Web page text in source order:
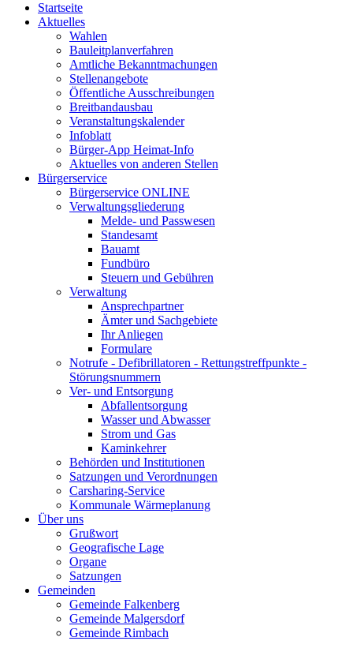
Startseite
Aktuelles
Wahlen
Bauleitplanverfahren
Amtliche Bekanntmachungen
Stellenangebote
Öffentliche Ausschreibungen
Breitbandausbau
Veranstaltungskalender
Infoblatt
Bürger-App Heimat-Info
Aktuelles von anderen Stellen
Bürgerservice
Bürgerservice ONLINE
Verwaltungsgliederung
Melde- und Passwesen
Standesamt
Bauamt
Fundbüro
Steuern und Gebühren
Verwaltung
Ansprechpartner
Ämter und Sachgebiete
Ihr Anliegen
Formulare
Notrufe - Defibrillatoren - Rettungstreffpunkte -
Störungsnummern
Ver- und Entsorgung
Abfallentsorgung
Wasser und Abwasser
Strom und Gas
Kaminkehrer
Behörden und Institutionen
Satzungen und Verordnungen
Carsharing-Service
Kommunale Wärmeplanung
Über uns
Grußwort
Geografische Lage
Organe
Satzungen
Gemeinden
Gemeinde Falkenberg
Gemeinde Malgersdorf
Gemeinde Rimbach